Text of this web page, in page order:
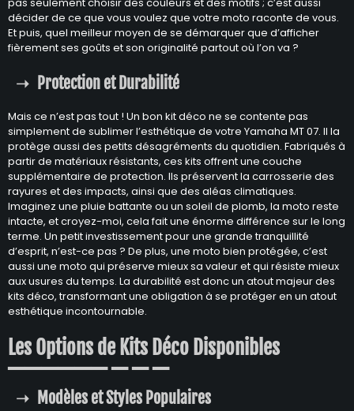
décider de ce que vous voulez que votre moto raconte de vous.
Et puis, quel meilleur moyen de se démarquer que d’afficher
fièrement ses goûts et son originalité partout où l’on va ?
Protection et Durabilité
Mais ce n’est pas tout ! Un bon kit déco ne se contente pas
simplement de sublimer l’esthétique de votre Yamaha MT 07. Il la
protège aussi des petits désagréments du quotidien. Fabriqués à
partir de matériaux résistants, ces kits offrent une couche
supplémentaire de protection. Ils préservent la carrosserie des
rayures et des impacts, ainsi que des aléas climatiques.
Imaginez une pluie battante ou un soleil de plomb, la moto reste
intacte, et croyez-moi, cela fait une énorme différence sur le long
terme. Un petit investissement pour une grande tranquillité
d’esprit, n’est-ce pas ? De plus, une moto bien protégée, c’est
aussi une moto qui préserve mieux sa valeur et qui résiste mieux
aux usures du temps. La durabilité est donc un atout majeur des
kits déco, transformant une obligation à se protéger en un atout
esthétique incontournable.
Les Options de Kits Déco Disponibles
Modèles et Styles Populaires